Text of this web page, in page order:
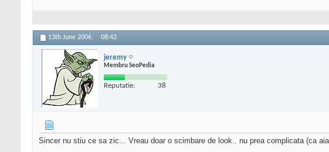
13th June 2006, 08:42
jeremy
Membru SeoPedia
Reputatie: 38
Sincer nu stiu ce sa zic... Vreau doar o scimbare de look.. nu prea complicata (ca